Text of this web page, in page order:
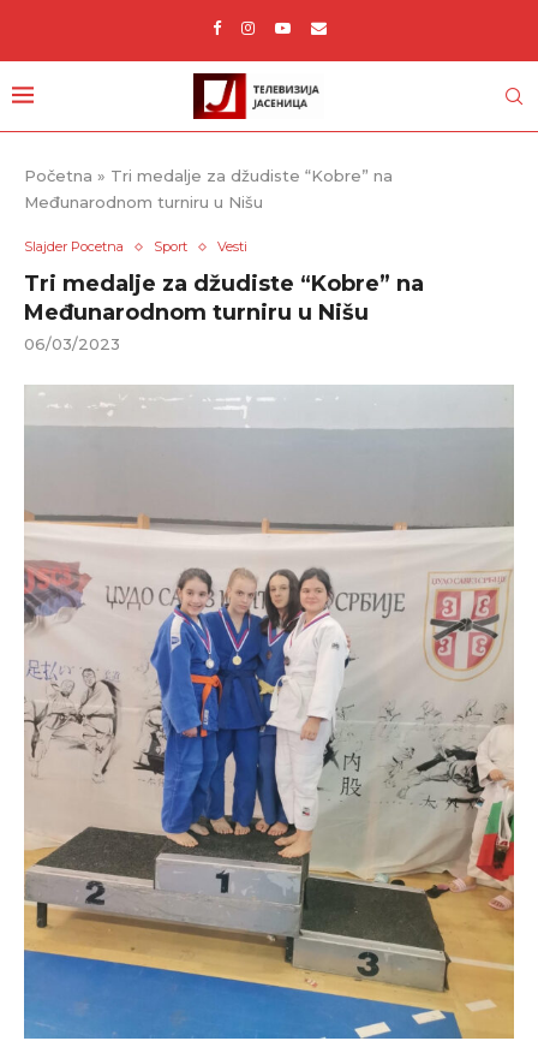
Početna » Tri medalje za džudiste “Kobre” na
Međunarodnom turniru u Nišu
Slajder Pocetna Sport Vesti
Tri medalje za džudiste “Kobre” na
Međunarodnom turniru u Nišu
06/03/2023